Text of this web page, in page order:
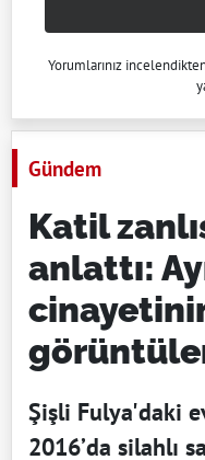
Yorumlarınız
Gündem
Katil
anlattı:
Şişli Fulya'daki
2016’da silahlı